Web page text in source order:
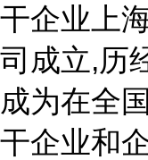
干企业上
司成立,历
成为在全
干企业和